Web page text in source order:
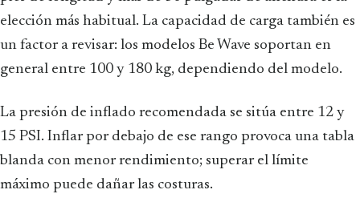
elección más habitual. La capacidad de carga también es
un factor a revisar: los modelos Be Wave soportan en
general entre 100 y 180 kg, dependiendo del modelo.
La presión de inflado recomendada se sitúa entre 12 y
15 PSI. Inflar por debajo de ese rango provoca una tabla
blanda con menor rendimiento; superar el límite
máximo puede dañar las costuras.